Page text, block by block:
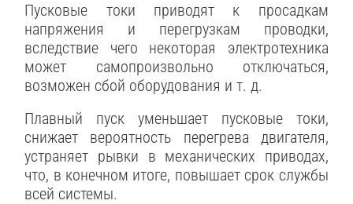
Пусковые токи приводят к просадкам
напряжения и перегрузкам проводки,
вследствие чего некоторая электротехника
может самопроизвольно отключаться,
возможен сбой оборудования и т. д.
Плавный пуск уменьшает пусковые токи,
снижает вероятность перегрева двигателя,
устраняет рывки в механических приводах,
что, в конечном итоге, повышает срок службы
всей системы.